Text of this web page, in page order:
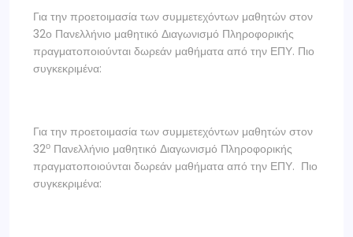
Για την προετοιμασία των συμμετεχόντων μαθητών στον
32ο Πανελλήνιο μαθητικό Διαγωνισμό Πληροφορικής
πραγματοποιούνται δωρεάν μαθήματα από την ΕΠΥ. Πιο
συγκεκριμένα:
Για την προετοιμασία των συμμετεχόντων μαθητών στον
32ο Πανελλήνιο μαθητικό Διαγωνισμό Πληροφορικής
πραγματοποιούνται δωρεάν μαθήματα από την ΕΠΥ. Πιο
συγκεκριμένα: